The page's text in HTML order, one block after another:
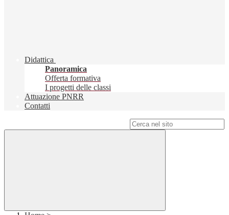
Didattica
Panoramica
Offerta formativa
I progetti delle classi
Attuazione PNRR
Contatti